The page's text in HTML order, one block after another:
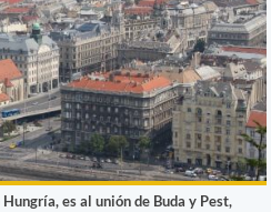
es al unión de Buda y Pest,